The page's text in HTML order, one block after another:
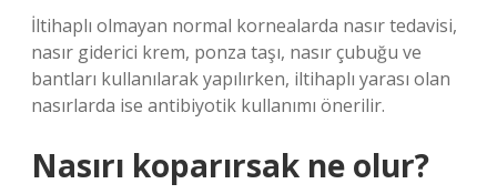
İltihaplı olmayan normal kornealarda nasır tedavisi,
nasır giderici krem, ponza taşı, nasır çubuğu ve
bantları kullanılarak yapılırken, iltihaplı yarası olan
nasırlarda ise antibiyotik kullanımı önerilir.
Nasırı koparırsak ne olur?